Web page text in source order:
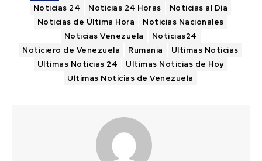
Noticias 24
Noticias 24 Horas
Noticias al Día
Noticias de Última Hora
Noticias Nacionales
Noticias Venezuela
Noticias24
Noticiero de Venezuela
Rumania
Ultimas Noticias
Ultimas Noticias 24
Ultimas Noticias de Hoy
Ultimas Noticias de Venezuela